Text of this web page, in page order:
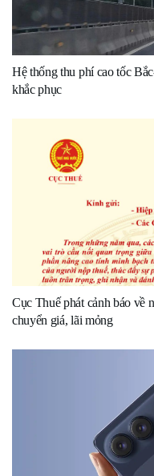
Hệ thống thu phí cao tốc
khắc phục
Cục Thuế phát cảnh báo về
chuyển giá, lãi mỏng